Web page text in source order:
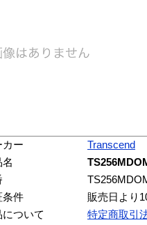
カー
Transcend
名
条件
販売日より
について
特定商取引